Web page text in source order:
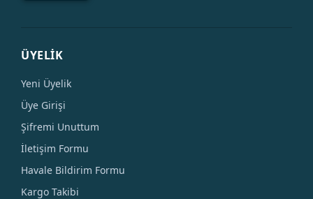
ÜYELİK
Yeni Üyelik
Üye Girişi
Şifremi Unuttum
İletişim Formu
Havale Bildirim Formu
Kargo Takibi